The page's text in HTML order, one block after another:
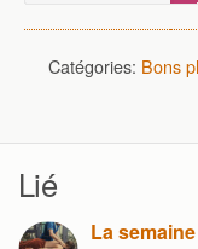
Catégories: Bons
Lié
La